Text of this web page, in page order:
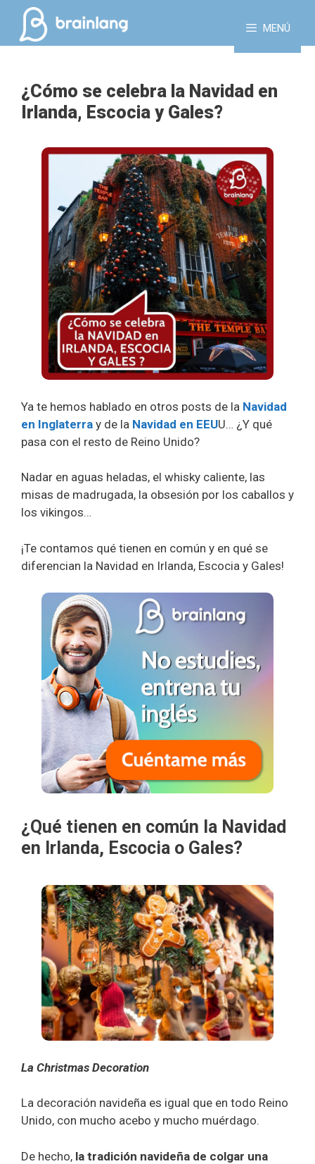
Saltar
contenido
MENÚ
¿Cómo se celebra la Navidad en
Irlanda, Escocia y Gales?
Ya te hemos hablado en otros posts de la Navidad
en Inglaterra y de la Navidad en EEUU… ¿Y qué
pasa con el resto de Reino Unido?
Nadar en aguas heladas, el whisky caliente, las
misas de madrugada, la obsesión por los caballos y
los vikingos…
¡Te contamos qué tienen en común y en qué se
diferencian la Navidad en Irlanda, Escocia y Gales!
¿Qué tienen en común la Navidad
en Irlanda, Escocia o Gales?
La Christmas Decoration
La decoración navideña es igual que en todo Reino
Unido, con mucho acebo y mucho muérdago.
De hecho, la tradición navideña de colgar una